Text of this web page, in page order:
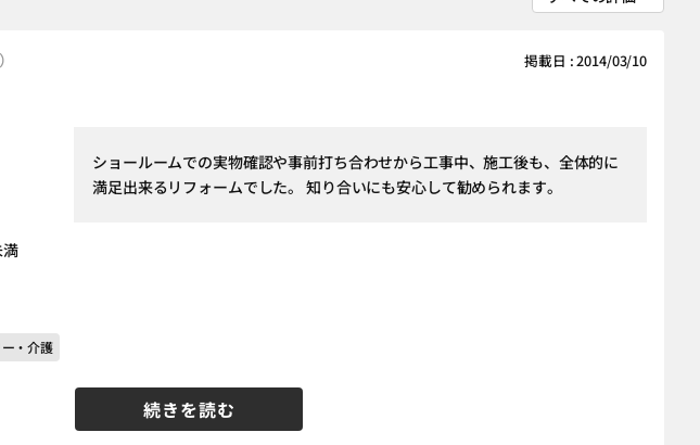
掲載日 : 2014/03/10
ショールームでの実物確認や事前打ち合わせから工事中、施工後も、全体的に
満足出来るリフォームでした。 知り合いにも安心して勧められます。
続きを読む
・介護